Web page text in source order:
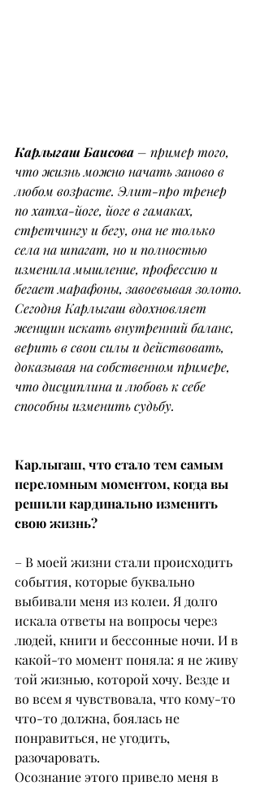
Карлыгаш Баисова – пример того,
что жизнь можно начать заново в
любом возрасте. Элит-про тренер
по хатха-йоге, йоге в гамаках,
стретчингу и бегу, она не только
села на шпагат, но и полностью
изменила мышление, профессию и
бегает марафоны, завоевывая золото.
Сегодня Карлыгаш вдохновляет
женщин искать внутренний баланс,
верить в свои силы и действовать,
доказывая на собственном примере,
что дисциплина и любовь к себе
способны изменить судьбу.
Карлыгаш, что стало тем самым
переломным моментом, когда вы
решили кардинально изменить
свою жизнь?
– В моей жизни стали происходить
события, которые буквально
выбивали меня из колеи. Я долго
искала ответы на вопросы через
людей, книги и бессонные ночи. И в
какой-то момент поняла: я не живу
той жизнью, которой хочу. Везде и
во всем я чувствовала, что кому-то
что-то должна, боялась не
понравиться, не угодить,
разочаровать.
Осознание этого привело меня в